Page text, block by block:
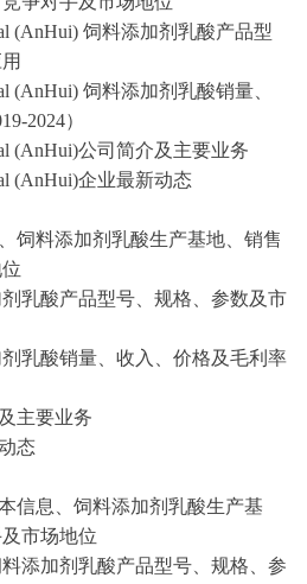
(AnHui) 饲料添加剂乳酸产品型
(AnHui) 饲料添加剂乳酸销量、
2024）
(AnHui)公司简介及主要业务
(AnHui)企业最新动态
饲料添加剂乳酸生产基地、销售
乳酸产品型号、规格、参数及市
乳酸销量、收入、价格及毛利率
主要业务
态
信息、饲料添加剂乳酸生产基
市场地位
添加剂乳酸产品型号、规格、参